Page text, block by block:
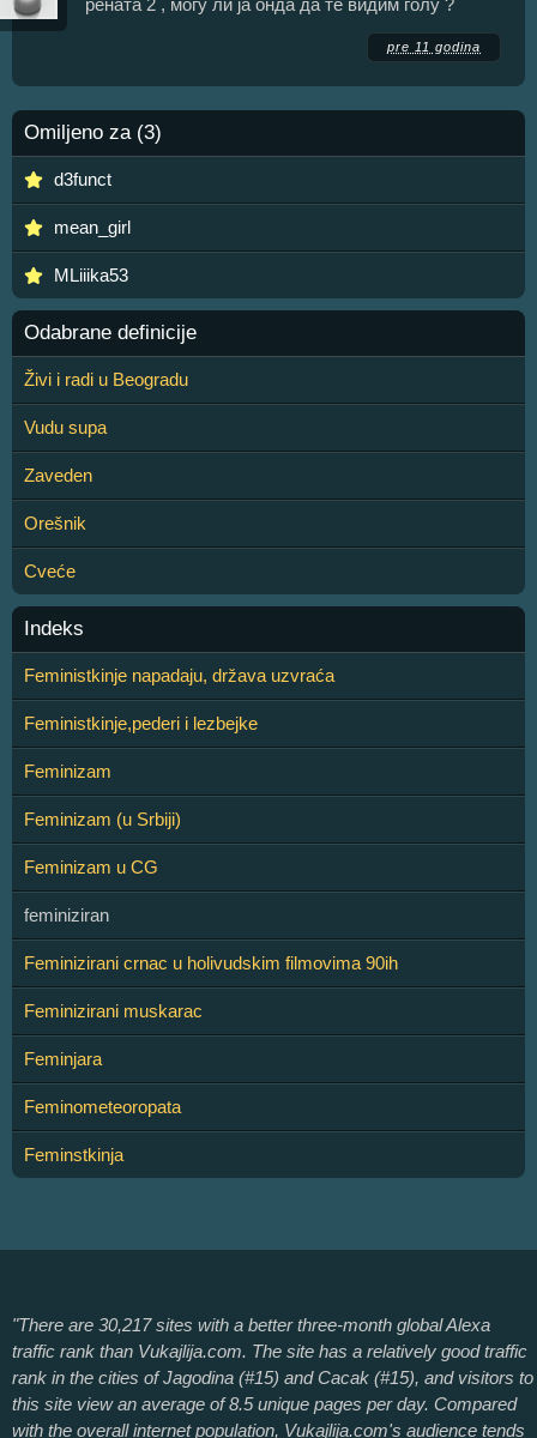
pre 11 godina
Omiljeno za (3)
d3funct
mean_girl
MLiiika53
Odabrane definicije
Živi i radi u Beogradu
Vudu supa
Zaveden
Orešnik
Cveće
Indeks
Feministkinje napadaju, država uzvraća
Feministkinje,pederi i lezbejke
Feminizam
Feminizam (u Srbiji)
Feminizam u CG
feminiziran
Feminizirani crnac u holivudskim filmovima 90ih
Feminizirani muskarac
Feminjara
Feminometeoropata
Feminstkinja
"There are 30,217 sites with a better three-month global Alexa
traffic rank than Vukajlija.com. The site has a relatively good traffic
rank in the cities of Jagodina (#15) and Cacak (#15), and visitors to
this site view an average of 8.5 unique pages per day. Compared
with the overall internet population, Vukajlija.com's audience tends